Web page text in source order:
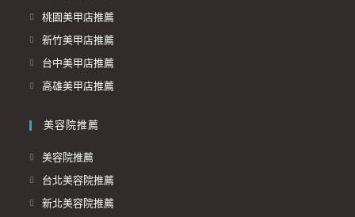
桃園美甲店推薦
新竹美甲店推薦
台中美甲店推薦
高雄美甲店推薦
美容院推薦
美容院推薦
台北美容院推薦
新北美容院推薦